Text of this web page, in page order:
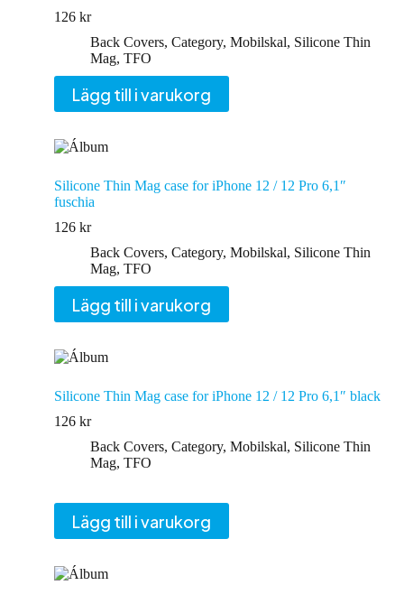
126 kr
Back Covers, Category, Mobilskal, Silicone Thin
Mag, TFO
Lägg till i varukorg
Silicone Thin Mag case for iPhone 12 / 12 Pro 6,1″
fuschia
126 kr
Back Covers, Category, Mobilskal, Silicone Thin
Mag, TFO
Lägg till i varukorg
Silicone Thin Mag case for iPhone 12 / 12 Pro 6,1″ black
126 kr
Back Covers, Category, Mobilskal, Silicone Thin
Mag, TFO
Lägg till i varukorg